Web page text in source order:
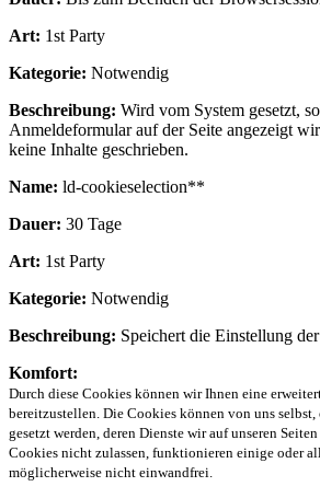
Art: 1st Party
Kategorie: Notwendig
Beschreibung: Wird vom System gesetzt,
Anmeldeformular auf der Seite angezeigt
keine Inhalte geschrieben.
Name: ld-cookieselection**
Dauer: 30 Tage
Art: 1st Party
Kategorie: Notwendig
Beschreibung: Speichert die Einstellung
Komfort:
Durch diese Cookies können wir Ihnen eine
bereitzustellen. Die Cookies können von uns
gesetzt werden, deren Dienste wir auf unseren
Cookies nicht zulassen, funktionieren einige oder
möglicherweise nicht einwandfrei.